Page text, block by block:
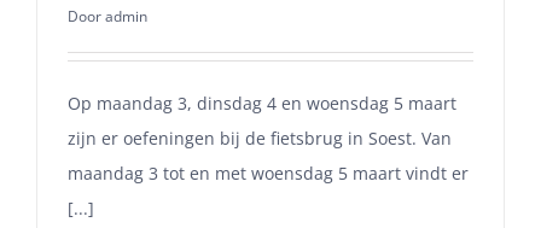
Dooradmin
Op maandag 3, dinsdag 4 en woensdag 5 maart
zijn er oefeningen bij de fietsbrug in Soest. Van
maandag 3 tot en met woensdag 5 maart vindt er
[...]